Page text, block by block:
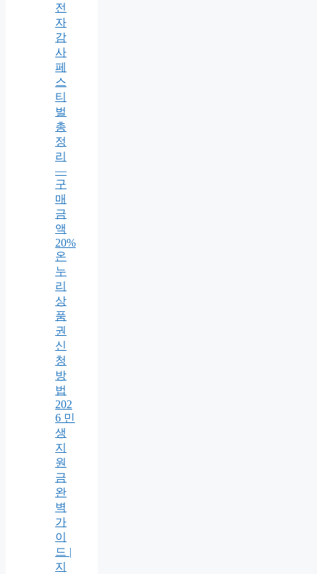
전
자
감
사
페
스
티
벌
총
정
리
—
구
매
금
액
20%
온
누
리
상
품
권
신
청
방
법
202
6 민
생
지
원
금
완
벽
가
이
드 |
지